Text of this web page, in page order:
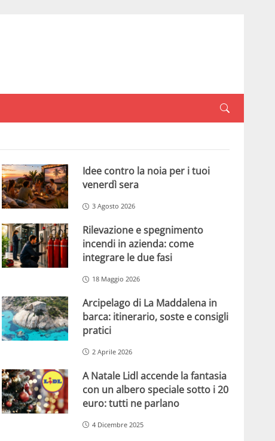
Idee contro la noia per i tuoi
venerdì sera
3 Agosto 2026
Rilevazione e spegnimento
incendi in azienda: come
integrare le due fasi
18 Maggio 2026
Arcipelago di La Maddalena in
barca: itinerario, soste e consigli
pratici
2 Aprile 2026
A Natale Lidl accende la fantasia
con un albero speciale sotto i 20
euro: tutti ne parlano
4 Dicembre 2025